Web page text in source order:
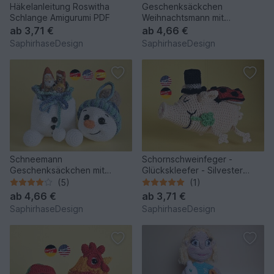
Häkelanleitung Roswitha
Schlange Amigurumi PDF
ab 3,71 €
SaphirhaseDesign
Geschenksäckchen
Weihnachtsmann mit
Christbaumkugel - Amigurumi
Häkelanleit
ab 4,66 €
SaphirhaseDesign
Schneemann
Geschenksäckchen mit
Christbaumkugel - Amigurumi
Häkelanleitung
(5)
ab 4,66 €
SaphirhaseDesign
Schornschweinfeger -
Glückskleefer - Silvester
Glücksbringer - Häkeln
(1)
ab 3,71 €
SaphirhaseDesign